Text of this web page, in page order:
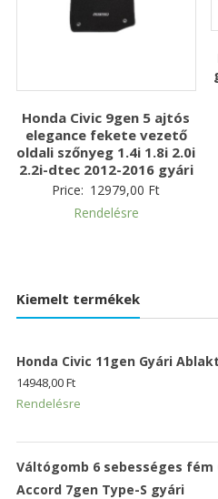
Honda Civic 9gen 5 ajtós
elegance fekete vezető
oldali szőnyeg 1.4i 1.8i 2.0i
2.2i-dtec 2012-2016 gyári
Price: 12979,00 Ft
Rendelésre
Kiemelt termékek
Honda Civic 11gen Gyári
14948,00Ft
Rendelésre
Váltógomb 6 sebességes fém
Accord 7gen Type-S gyári